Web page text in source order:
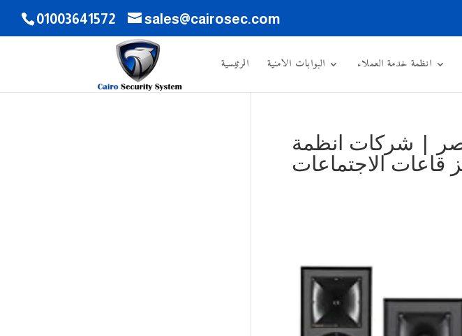
01003641572 sales@cairosec.com
الرئيسية البوابات الامنية انظمة خدمة العملاء
| شركات انظمة
الاجتماعات